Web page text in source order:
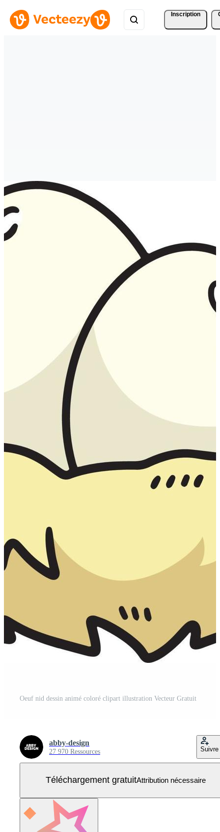
Inscription
Oeuf nid dessin animé coloré clipart illustration Vecteur Gratuit
abby-design
27 970 Ressources Suivre
Téléchargement gratuitAttribution nécessaire